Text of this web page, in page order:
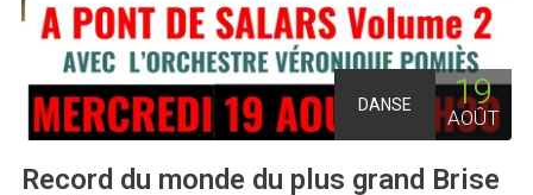
DANSE 19
AOÛT
Record du monde du plus grand Brise